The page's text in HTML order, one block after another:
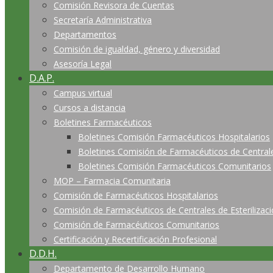
Comisión Revisora de Cuentas
Secretaría Administrativa
Departamentos
Comisión de igualdad, género y diversidad
Asesoría Legal
D.A.P.
Campus virtual
Cursos a distancia
Boletines Farmacéuticos
Boletines Comisión Farmacéuticos Hospitalarios
Boletines Comisión de Farmacéuticos de
Boletines Comisión Farmacéuticos Comunitarios
MOP – Farmacia Comunitaria
Comisión de Farmacéuticos Hospitalarios
Comisión de Farmacéuticos de Centrales de
Comisión de Farmacéuticos Comunitarios
Certificación y Recertificación Profesional
D.D.H.
Departamento de Desarrollo Humano